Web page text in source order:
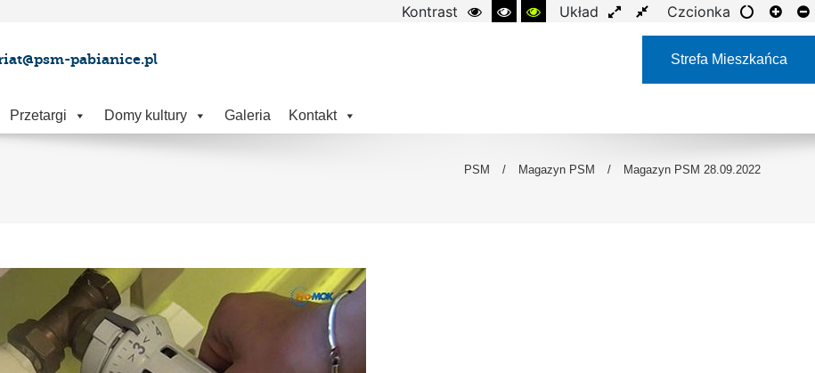
Kontrast Układ Czcionka
pabianice.pl Strefa Mieszkańca
Przetargi Domy kultury Galeria Kontakt
PSM / Magazyn PSM / Magazyn PSM 28.09.2022